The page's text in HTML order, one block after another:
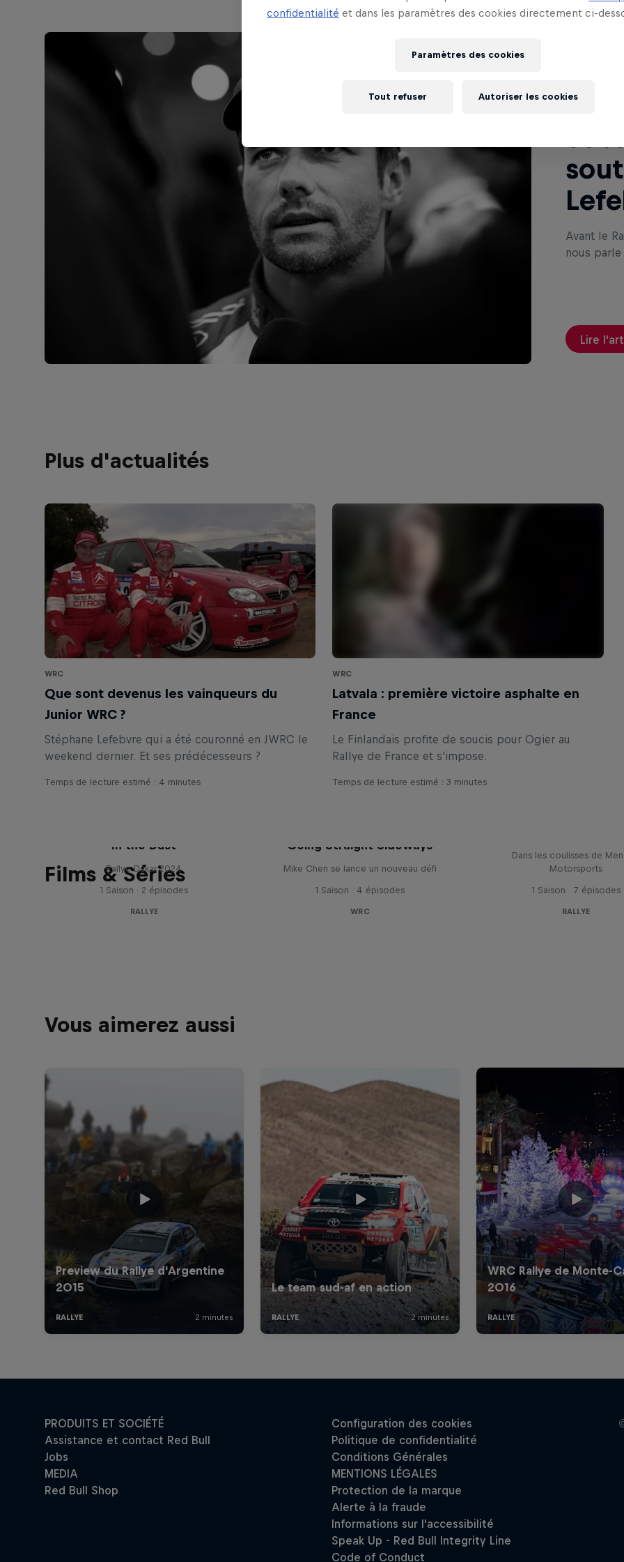
Ceci
Avant le
nous
Lire
Plus d'actualités
WRC
Que sont devenus les vainqueurs du
Junior WRC ?
Stéphane Lefebvre qui a été couronné en JWRC le
weekend dernier. Et ses prédécesseurs ?
Temps de lecture estimé : 4 minutes
WRC
Latvala : première victoire asphalte en
France
Le Finlandais profite de soucis pour Ogier au
Rallye de France et s'impose.
Temps de lecture estimé : 3 minutes
Films & Séries
In the Dust
Rallye Dakar 2024
1 Saison · 2 épisodes
RALLYE
Going Straight Sideways
Mike Chen se lance un nouveau défi
1 Saison · 4 épisodes
WRC
Dans les coulisses de
Motorsports
1 Saison · 7 épisodes
RALLYE
Vous aimerez aussi
confidentialité et dans les paramètres des cookies directement ci-
Paramètres des cookies
Tout refuser Autoriser les cookies